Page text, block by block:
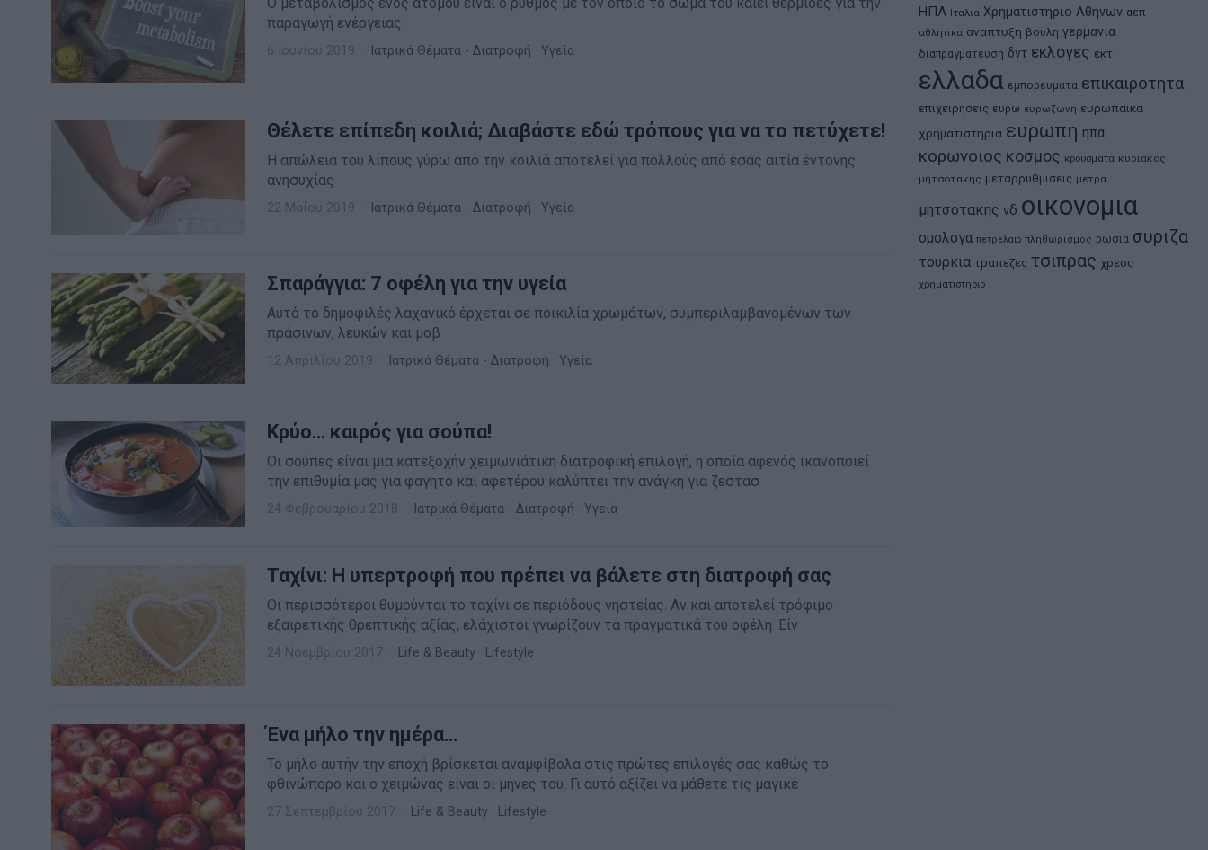
παραγωγή ενέργειας
6 Ιουνίου 2019 Ιατρικά Θέματα - Διατροφή Υγεία
Θέλετε επίπεδη κοιλιά; Διαβάστε εδώ τρόπους για να το πετύχετε!
Η απώλεια του λίπους γύρω από την κοιλιά αποτελεί για πολλούς από εσάς αιτία έντονης
ανησυχίας
22 Μαΐου 2019 Ιατρικά Θέματα - Διατροφή Υγεία
Σπαράγγια: 7 οφέλη για την υγεία
Αυτό το δημοφιλές λαχανικό έρχεται σε ποικιλία χρωμάτων, συμπεριλαμβανομένων των
πράσινων, λευκών και μοβ
12 Απριλίου 2019 Ιατρικά Θέματα - Διατροφή Υγεία
Κρύο… καιρός για σούπα!
Οι σούπες είναι μια κατεξοχήν χειμωνιάτικη διατροφική επιλογή, η οποία αφενός ικανοποιεί
την επιθυμία μας για φαγητό και αφετέρου καλύπτει την ανάγκη για ζεστασ
24 Φεβρουαρίου 2018 Ιατρικά Θέματα - Διατροφή Υγεία
Ταχίνι: Η υπερτροφή που πρέπει να βάλετε στη διατροφή σας
Οι περισσότεροι θυμούνται το ταχίνι σε περιόδους νηστείας. Αν και αποτελεί τρόφιμο
εξαιρετικής θρεπτικής αξίας, ελάχιστοι γνωρίζουν τα πραγματικά του οφέλη. Είν
24 Νοεμβρίου 2017 Life & Beauty Lifestyle
Ένα μήλο την ημέρα…
Το μήλο αυτήν την εποχή βρίσκεται αναμφίβολα στις πρώτες επιλογές σας καθώς το
φθινώπορο και ο χειμώνας είναι οι μήνες του. Γι αυτό αξίζει να μάθετε τις μαγικέ
27 Σεπτεμβρίου 2017 Life & Beauty Lifestyle
ΗΠΑ Ιταλια Χρηματιστηριο Αθηνων αεπ
αθλητικα αναπτυξη βουλη γερμανια
διαπραγματευση δντ εκλογες εκτ
ελλαδα εμπορευματα επικαιροτητα
επιχειρησεις ευρω ευρωζωνη ευρωπαικα
χρηματιστηρια ευρωπη ηπα
κορωνοιος κοσμος κρουσματα κυριακος
μητσοτακης μεταρρυθμισεις μετρα
μητσοτακης νδ οικονομια
ομολογα πετρελαιο πληθωρισμος ρωσια συριζα
τουρκια τραπεζες τσιπρας χρεος
χρηματιστηριο